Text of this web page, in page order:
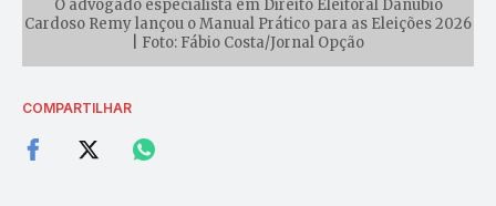
O advogado especialista em Direito Eleitoral Danúbio
Cardoso Remy lançou o Manual Prático para as Eleições 2026
| Foto: Fábio Costa/Jornal Opção
COMPARTILHAR